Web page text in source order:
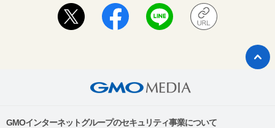
GMOインターネットグループのセキュリティ事業について